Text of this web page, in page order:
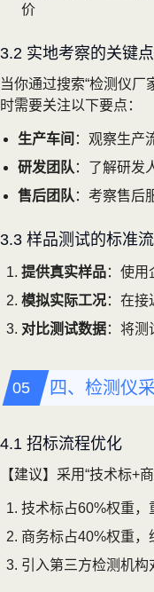
价
3.2 实地考察的关键点
当你通过搜索“检测仪厂
时需要关注以下要点：
生产车间 ：观察生产
研发团队 ：了解研发
售后团队 ：考察售后
3.3 样品测试的标准
提供真实样品：使
模拟实际工况：在
对比测试数据：将测
四、检测仪
4.1 招标流程优化
【建议】采用“技术标+
技术标占60%权重，
商务标占40%权重
引入第三方检测机构